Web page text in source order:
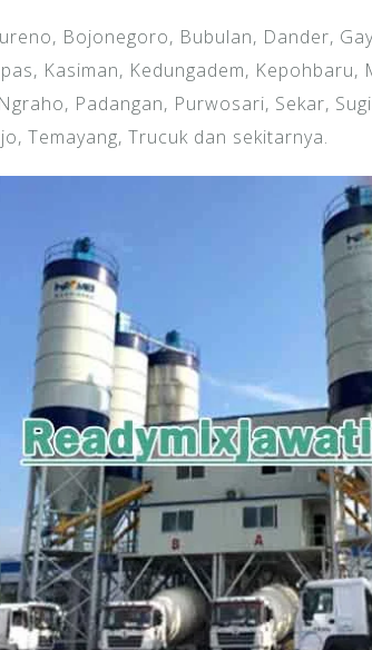
Bojonegoro, Bubulan, Dander,
Kasiman, Kedungadem,
Padangan, Purwosari, Sekar,
Temayang, Trucuk dan sekitarnya.